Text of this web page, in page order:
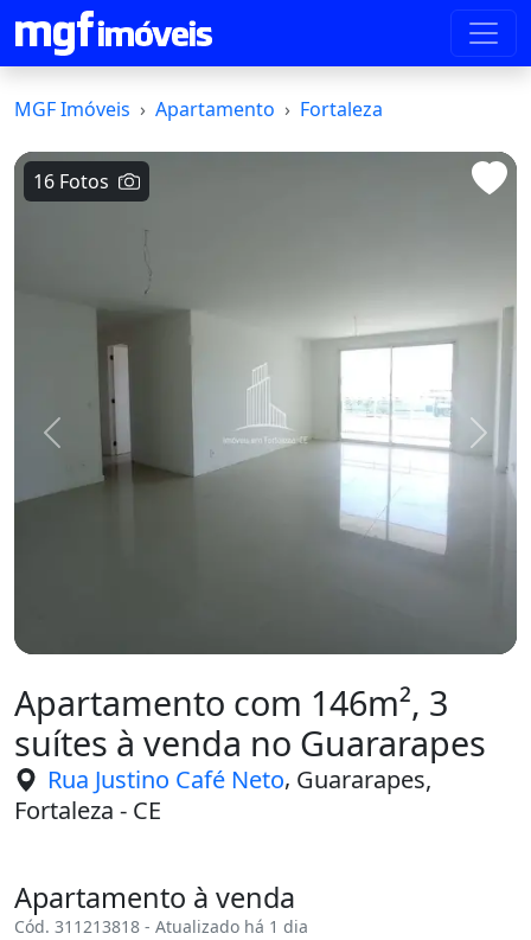
MGF Imóveis Apartamento Fortaleza
16 Fotos
Voltar
Apartamento com 146m², 3
suítes à venda no Guararapes
Rua Justino Café Neto, Guararapes,
Fortaleza - CE
Apartamento à venda
Cód. 311213818 - Atualizado há 1 dia